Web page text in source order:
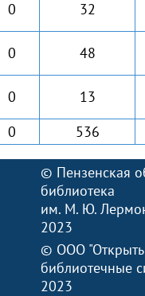
0
32
0
48
0
13
0 536
© Пензенская
библиотека
им. М. Ю.
2023
© ООО
библиотечные
2023